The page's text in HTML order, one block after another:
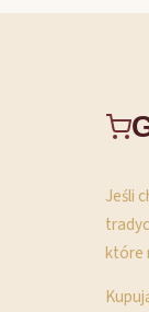
Jeśli
które